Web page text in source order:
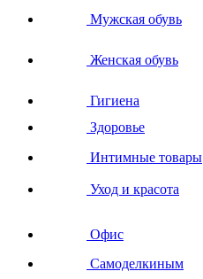
Мужская обувь
Женская обувь
Гигиена
Здоровье
Интимные товары
Уход и красота
Офис
Самоделкиным